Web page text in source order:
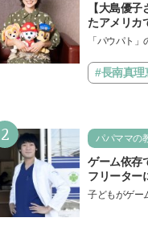
【大島優
たアメリカ
ドも！ 子
『パウ・パ
ノ・ムービ
「パウパト」
の劇場版シリ
ウ・パトロー
#長南真理
2 パパママの
ゲーム依存
フリーター
学部へ逆転
子どもがゲー